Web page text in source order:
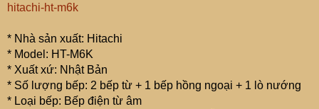
hitachi-ht-m6k
* Nhà sản xuất: Hitachi
* Model: HT-M6K
* Xuất xứ: Nhật Bản
* Số lượng bếp: 2 bếp từ + 1 bếp hồng ngoại + 1 lò nướng
* Loại bếp: Bếp điện từ âm